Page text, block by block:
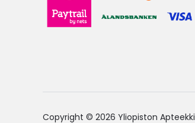
Copyright © 2026 Yliopiston Apteekki